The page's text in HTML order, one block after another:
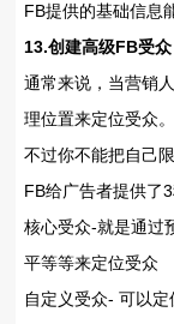
FB提供的基础信息
13.创建高级FB受众
通常来说，当营销
理位置来定位受众
不过你不能把自己
FB给广告者提供了
核心受众-就是通过
平等等来定位受众
自定义受众- 可以